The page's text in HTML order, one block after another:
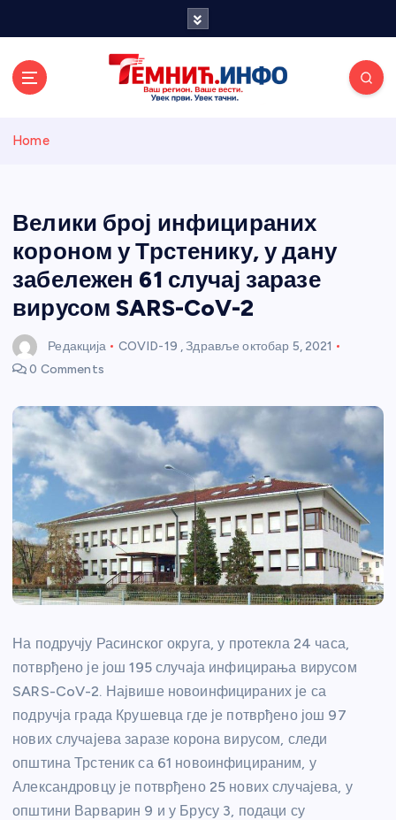
и портал
Home
Велики број инфицираних
короном у Трстенику, у дану
забележен 61 случај заразе
вирусом SARS-CoV-2
Редакција COVID-19 ,Здравље октобар 5, 2021
0 Comments
На подручју Расинског округа, у протекла 24 часа,
потврђено је још 195 случаја инфицирања вирусом
SARS-CoV-2. Највише новоинфицираних је са
подручја града Крушевца где је потврђено још 97
нових случајева заразе корона вирусом, следи
општина Трстеник са 61 новоинфицираним, у
Александровцу је потврђено 25 нових случајева, у
општини Варварин 9 и у Брусу 3, подаци су